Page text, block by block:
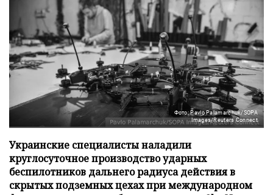
Фото: Pavlo Palamarchuk/SOPA
Images/Reuters Connect
Украинские специалисты наладили
круглосуточное производство ударных
беспилотников дальнего радиуса действия в
скрытых подземных цехах при международном